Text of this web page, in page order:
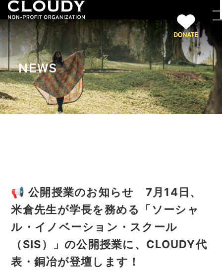
NEWS
📢 公開授業のお知らせ 7月14日、
米倉先生が学長を務める「ソーシャ
ル・イノベーション・スクール
（SIS）」の公開授業に、CLOUDY代
表・銅冶が登壇します！